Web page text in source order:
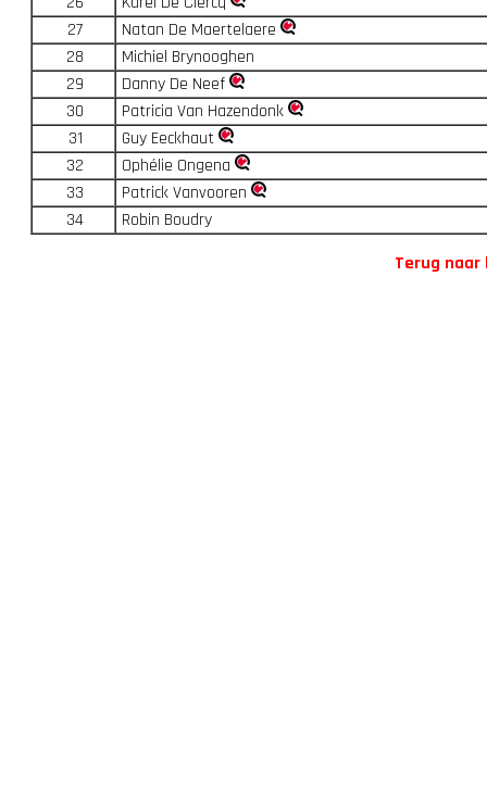
27
Natan De Maertelaere
28
Michiel Brynooghen
29
Danny De Neef
30
Patricia Van Hazendonk
31
Guy Eeckhaut
32
Ophélie Ongena
33
Patrick Vanvooren
34
Robin Boudry
Terug